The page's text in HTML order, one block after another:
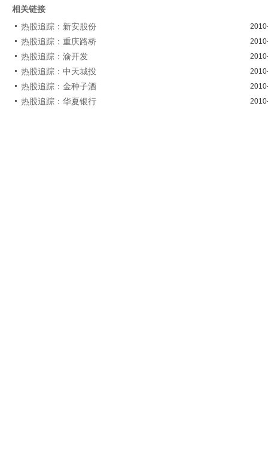
相关链接
热股追踪：新安股份
热股追踪：重庆路桥
热股追踪：渝开发
热股追踪：中天城投
热股追踪：金种子酒
热股追踪：华夏银行